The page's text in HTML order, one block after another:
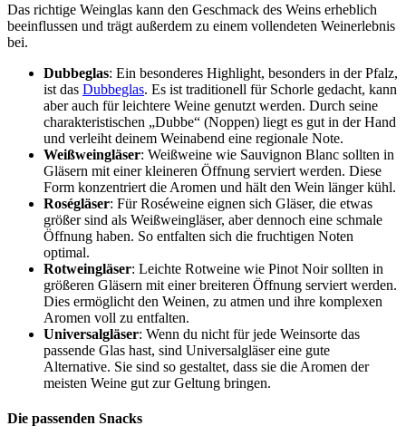
Das richtige Weinglas kann den Geschmack des Weins erheblich
beeinflussen und trägt außerdem zu einem vollendeten Weinerlebnis
bei.
Dubbeglas: Ein besonderes Highlight, besonders in der Pfalz,
ist das Dubbeglas. Es ist traditionell für Schorle gedacht, kann
aber auch für leichtere Weine genutzt werden. Durch seine
charakteristischen „Dubbe“ (Noppen) liegt es gut in der Hand
und verleiht deinem Weinabend eine regionale Note.
Weißweingläser: Weißweine wie Sauvignon Blanc sollten in
Gläsern mit einer kleineren Öffnung serviert werden. Diese
Form konzentriert die Aromen und hält den Wein länger kühl.
Roségläser: Für Roséweine eignen sich Gläser, die etwas
größer sind als Weißweingläser, aber dennoch eine schmale
Öffnung haben. So entfalten sich die fruchtigen Noten
optimal.
Rotweingläser: Leichte Rotweine wie Pinot Noir sollten in
größeren Gläsern mit einer breiteren Öffnung serviert werden.
Dies ermöglicht den Weinen, zu atmen und ihre komplexen
Aromen voll zu entfalten.
Universalgläser: Wenn du nicht für jede Weinsorte das
passende Glas hast, sind Universalgläser eine gute
Alternative. Sie sind so gestaltet, dass sie die Aromen der
meisten Weine gut zur Geltung bringen.
Die passenden Snacks